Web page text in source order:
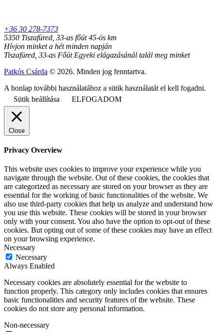
+36 30 278-7373
5350 Tiszafüred, 33-as főút 45-ös km
Hívjon minket a hét minden napján
Tiszafüred, 33-as Főút Egyeki elágazásánál talál meg minket
Patkós Csárda © 2026. Minden jog fenntartva.
A honlap további használatához a sütik használatát el kell fogadni.
Sütik beállítása
ELFOGADOM
Close
Privacy Overview
This website uses cookies to improve your experience while you
navigate through the website. Out of these cookies, the cookies that
are categorized as necessary are stored on your browser as they are
essential for the working of basic functionalities of the website. We
also use third-party cookies that help us analyze and understand how
you use this website. These cookies will be stored in your browser
only with your consent. You also have the option to opt-out of these
cookies. But opting out of some of these cookies may have an effect
on your browsing experience.
Necessary
Necessary
Always Enabled
Necessary cookies are absolutely essential for the website to
function properly. This category only includes cookies that ensures
basic functionalities and security features of the website. These
cookies do not store any personal information.
Non-necessary